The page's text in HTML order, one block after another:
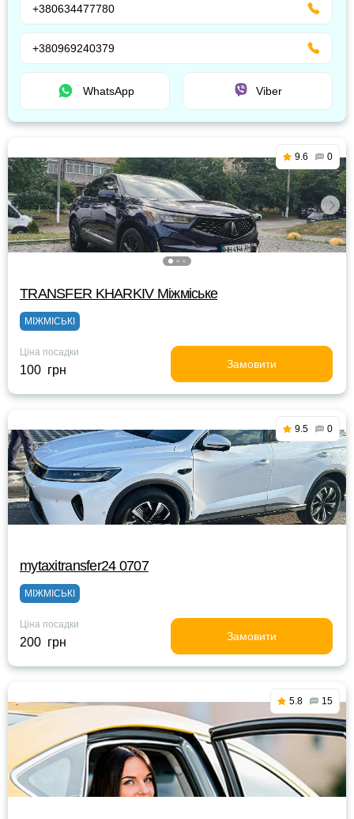
+380634477780
+380969240379
WhatsApp Viber
9.6 0
TRANSFER KHARKIV Міжміське
МІЖМІСЬКІ
Ціна посадки
100 грн Замовити
9.5 0
mytaxitransfer24 0707
МІЖМІСЬКІ
Ціна посадки
200 грн Замовити
5.8 15